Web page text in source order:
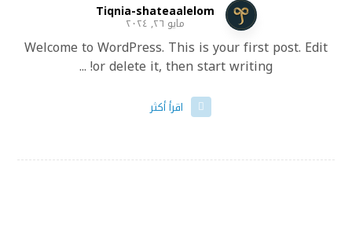
Tiqnia-shateaalelom
مايو ٢٦, ٢٠٢٤
Welcome to WordPress. This is your first post. Edit
or delete it, then start writing! ...
اقرأ أكثر